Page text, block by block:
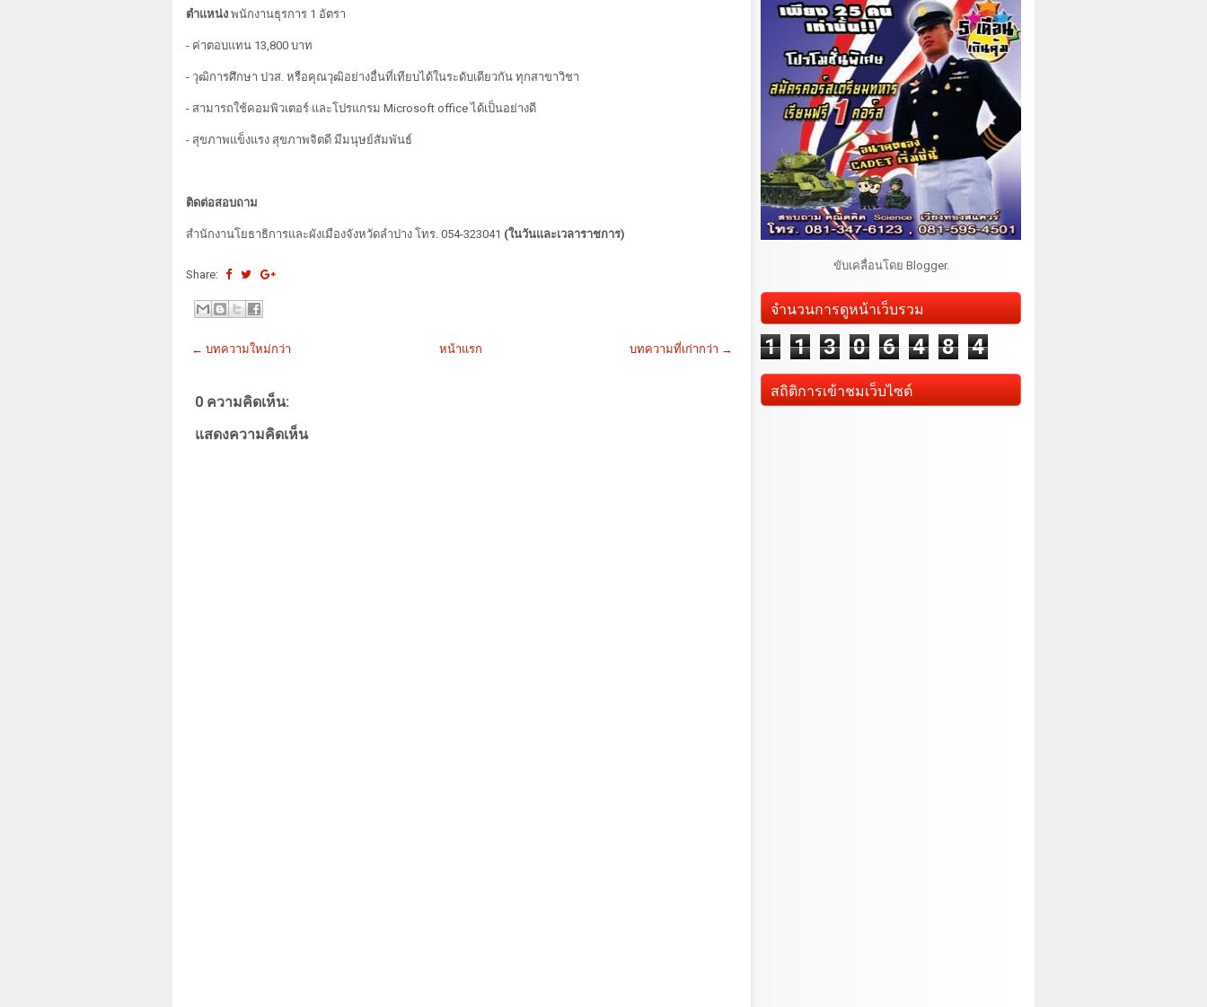
ตำแหน่ง พนักงานธุรการ 1 อัตรา
- ค่าตอบแทน 13,800 บาท
- วุฒิการศึกษา ปวส. หรือคุณวุฒิอย่างอื่นที่เทียบได้ในระดับเดียวกัน ทุกสาขาวิชา
- สามารถใช้คอมพิวเตอร์ และโปรแกรม Microsoft office ได้เป็นอย่างดี
- สุขภาพแข็งแรง สุขภาพจิตดี มีมนุษย์สัมพันธ์
ติดต่อสอบถาม
สำนักงานโยธาธิการและผังเมืองจังหวัดลำปาง โทร. 054-323041 (ในวันและเวลาราชการ)
Share:
← บทความใหม่กว่า บทความที่เก่ากว่า →
หน้าแรก
0 ความคิดเห็น:
แสดงความคิดเห็น
ขับเคลื่อนโดย Blogger.
จำนวนการดูหน้าเว็บรวม
1 1 3 0 6 4 8 4
สถิติการเข้าชมเว็บไซต์